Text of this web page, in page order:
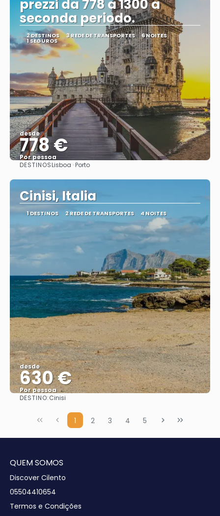
prezzi da 778 a 1300 a
seconda periodo.
2 DESTINOS 3 REDE DE TRANSPORTES 6 NOITES
1 SEGUROS
desde
778 €
Por pessoa
DESTINOSLisboa · Porto
Cinisi, Italia
1 DESTINOS 2 REDE DE TRANSPORTES 4 NOITES
desde
630 €
Por pessoa
DESTINO:Cinisi
1 2 3 4 5
QUEM SOMOS
Discover Cilento
05504410654
Termos e Condições